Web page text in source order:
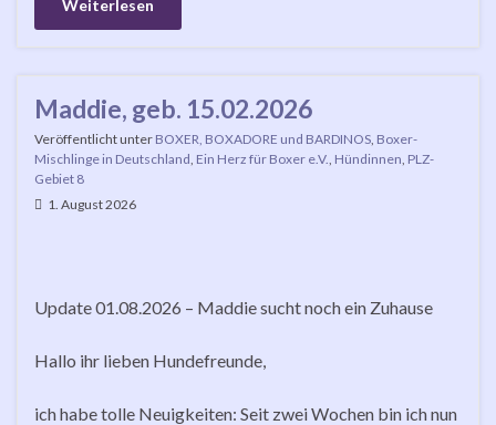
Weiterlesen
Maddie, geb. 15.02.2026
Veröffentlicht unter BOXER, BOXADORE und BARDINOS Boxer-
Mischlinge in Deutschland Ein Herz für Boxer e.V. Hündinnen PLZ-
Gebiet 8
1. August 2026
Update 01.08.2026 – Maddie sucht noch ein Zuhause
Hallo ihr lieben Hundefreunde,
ich habe tolle Neuigkeiten: Seit zwei Wochen bin ich nun